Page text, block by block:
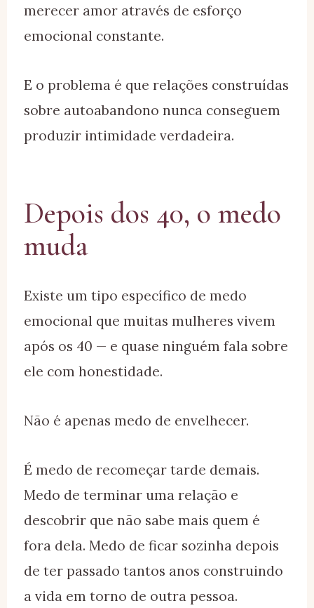
merecer amor através de esforço
emocional constante.
E o problema é que relações construídas
sobre autoabandono nunca conseguem
produzir intimidade verdadeira.
Depois dos 40, o medo
muda
Existe um tipo específico de medo
emocional que muitas mulheres vivem
após os 40 — e quase ninguém fala sobre
ele com honestidade.
Não é apenas medo de envelhecer.
É medo de recomeçar tarde demais.
Medo de terminar uma relação e
descobrir que não sabe mais quem é
fora dela. Medo de ficar sozinha depois
de ter passado tantos anos construindo
a vida em torno de outra pessoa.